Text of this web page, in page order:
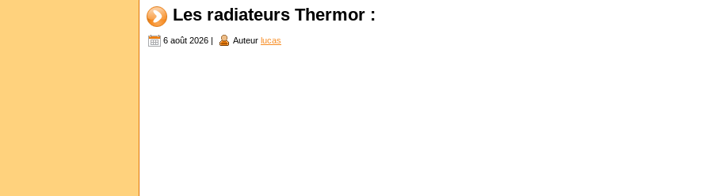
Les radiateurs Thermor :
6 août 2026 | Auteur lucas